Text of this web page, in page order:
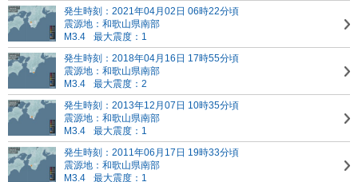
発生時刻：2021年04月02日 06時22分頃
震源地：和歌山県南部
M3.4
最大震度：1
発生時刻：2018年04月16日 17時55分頃
震源地：和歌山県南部
M3.4
最大震度：2
発生時刻：2013年12月07日 10時35分頃
震源地：和歌山県南部
M3.4
最大震度：1
発生時刻：2011年06月17日 19時33分頃
震源地：和歌山県南部
M3.4
最大震度：1